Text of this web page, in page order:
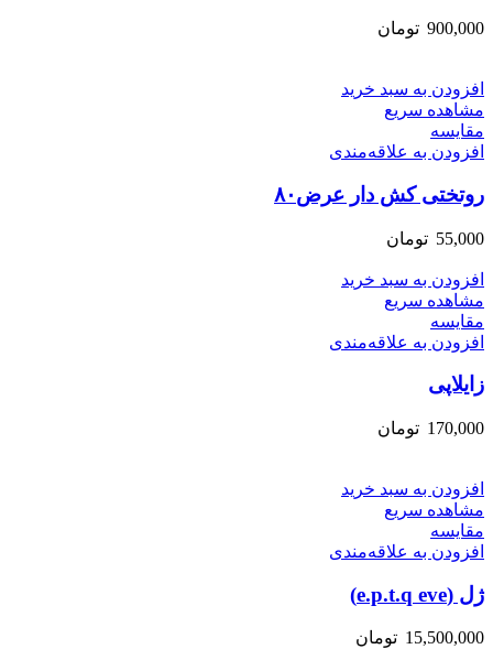
900,000 تومان
افزودن به سبد خرید
مشاهده سریع
مقایسه
افزودن به علاقه‌مندی
روتختی کش دار عرض۸۰
55,000 تومان
افزودن به سبد خرید
مشاهده سریع
مقایسه
افزودن به علاقه‌مندی
زایلاپی
170,000 تومان
افزودن به سبد خرید
مشاهده سریع
مقایسه
افزودن به علاقه‌مندی
ژل (e.p.t.q eve)
15,500,000 تومان